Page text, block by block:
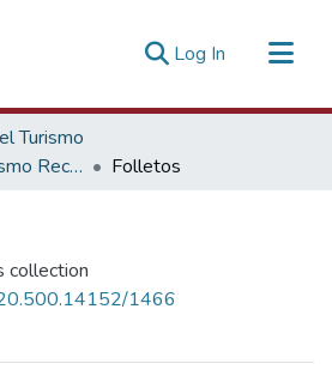
Log In (current)
Turismo
Promoción del Turismo Receptivo
Folletos
collection
1466